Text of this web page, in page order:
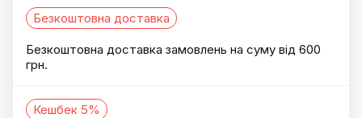
Безкоштовна доставка
Безкоштовна доставка замовлень на суму від 600
грн.
Кешбек 5%